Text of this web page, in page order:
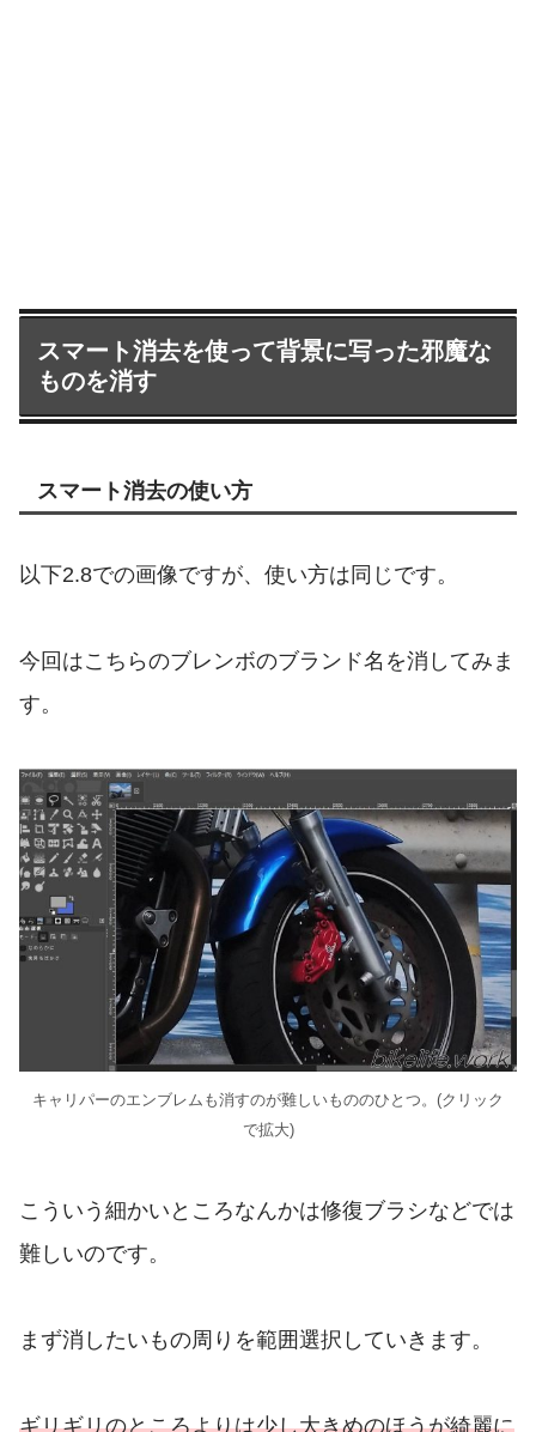
スマート消去を使って背景に写った邪魔な
ものを消す
スマート消去の使い方
以下2.8での画像ですが、使い方は同じです。
今回はこちらのブレンボのブランド名を消してみま
す。
キャリパーのエンブレムも消すのが難しいもののひとつ。(クリック
で拡大)
こういう細かいところなんかは修復ブラシなどでは
難しいのです。
まず消したいもの周りを範囲選択していきます。
ギリギリのところよりは少し大きめのほうが綺麗に